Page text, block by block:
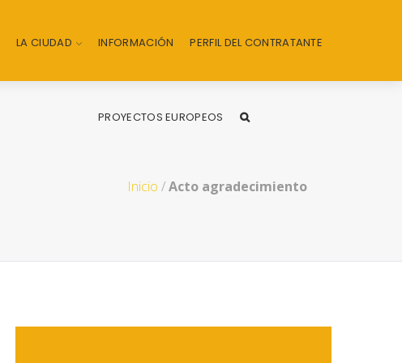
LA CIUDAD INFORMACIÓN PERFIL DEL CONTRATANTE
PROYECTOS EUROPEOS
Inicio /Acto agradecimiento